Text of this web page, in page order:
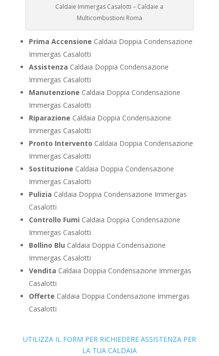
Caldaie Immergas Casalotti – Caldaie a
Multicombustioni Roma
Prima Accensione Caldaia Doppia Condensazione
Immergas Casalotti
Assistenza Caldaia Doppia Condensazione
Immergas Casalotti
Manutenzione Caldaia Doppia Condensazione
Immergas Casalotti
Riparazione Caldaia Doppia Condensazione
Immergas Casalotti
Pronto Intervento Caldaia Doppia Condensazione
Immergas Casalotti
Sostituzione Caldaia Doppia Condensazione
Immergas Casalotti
Pulizia Caldaia Doppia Condensazione Immergas
Casalotti
Controllo Fumi Caldaia Doppia Condensazione
Immergas Casalotti
Bollino Blu Caldaia Doppia Condensazione
Immergas Casalotti
Vendita Caldaia Doppia Condensazione Immergas
Casalotti
Offerte Caldaia Doppia Condensazione Immergas
Casalotti
UTILIZZA IL FORM PER RICHIEDERE ASSISTENZA PER
LA TUA CALDAIA